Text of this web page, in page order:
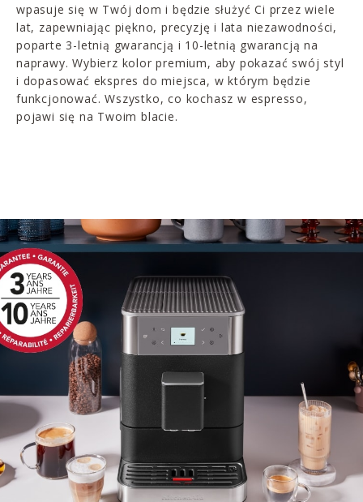
wpasuje się w Twój dom i będzie służyć Ci przez wiele
lat, zapewniając piękno, precyzję i lata niezawodności,
poparte 3-letnią gwarancją i 10-letnią gwarancją na
naprawy. Wybierz kolor premium, aby pokazać swój styl
i dopasować ekspres do miejsca, w którym będzie
funkcjonować. Wszystko, co kochasz w espresso,
pojawi się na Twoim blacie.